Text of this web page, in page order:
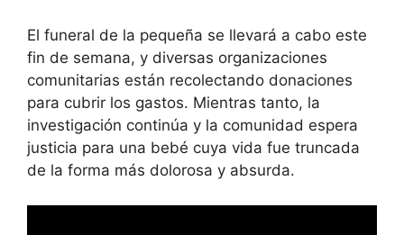
El funeral de la pequeña se llevará a cabo este
fin de semana, y diversas organizaciones
comunitarias están recolectando donaciones
para cubrir los gastos. Mientras tanto, la
investigación continúa y la comunidad espera
justicia para una bebé cuya vida fue truncada
de la forma más dolorosa y absurda.